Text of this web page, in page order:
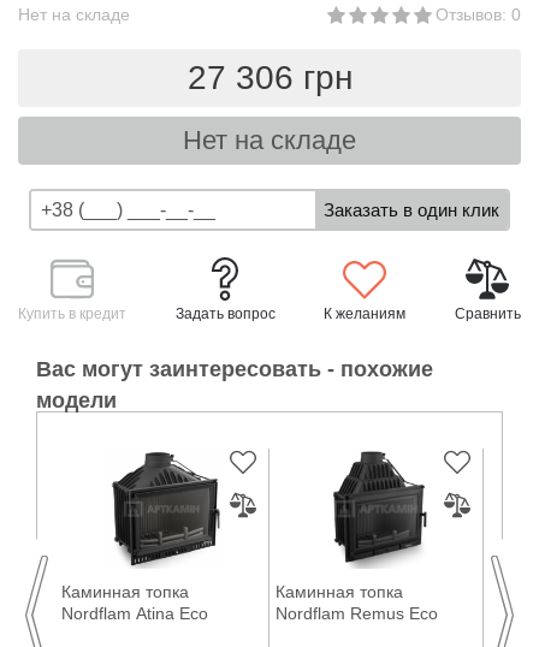
Нет на складе Отзывов: 0
27 306 грн
Нет на складе
Купить в кредит Задать вопрос К желаниям Сравнить
Вас могут заинтересовать - похожие
модели
Каминная топка
Nordflam Atina Eco
Каминная топка
Nordflam Remus Eco
700